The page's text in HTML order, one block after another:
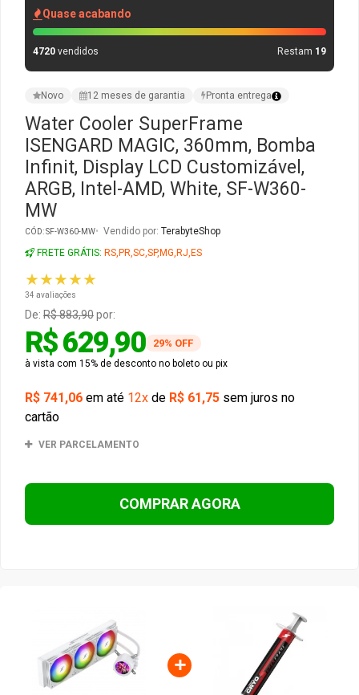
Quase acabando
4720 vendidos Restam 19
Novo 12 meses de garantia Pronta entrega
Water Cooler SuperFrame
ISENGARD MAGIC, 360mm, Bomba
Infinit, Display LCD Customizável,
ARGB, Intel-AMD, White, SF-W360-
MW
CÓD: SF-W360-MW Vendido por: TerabyteShop
FRETE GRÁTIS: RS,PR,SC,SP,MG,RJ,ES
★★★★★
34 avaliações
De: R$ 883,90por:
R$ 629,90 29% OFF
à vista com 15% de desconto no boleto ou pix
R$ 741,06 em até 12x de R$ 61,75 sem juros no
cartão
VER PARCELAMENTO
COMPRAR AGORA
+
Gabinete Liketec
Fonte Thermaltake
Ver Todos